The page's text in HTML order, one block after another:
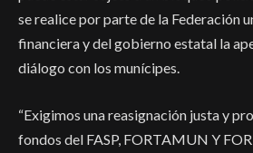
se realice por parte de la Federación
financiera y del gobierno estatal la
diálogo con los munícipes.
“Exigimos una reasignación justa y
fondos del FASP, FORTAMUN Y